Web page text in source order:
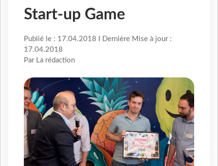
Start-up Game
Publié le : 17.04.2018 I Dernière Mise à jour :
17.04.2018
Par La rédaction